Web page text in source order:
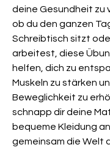
deine Gesundheit zu
ob du den ganzen
Schreibtisch sitzt
arbeitest, diese
helfen, dich zu
Muskeln zu stärken
Beweglichkeit zu
schnapp dir deine
bequeme Kleidung
gemeinsam die Welt